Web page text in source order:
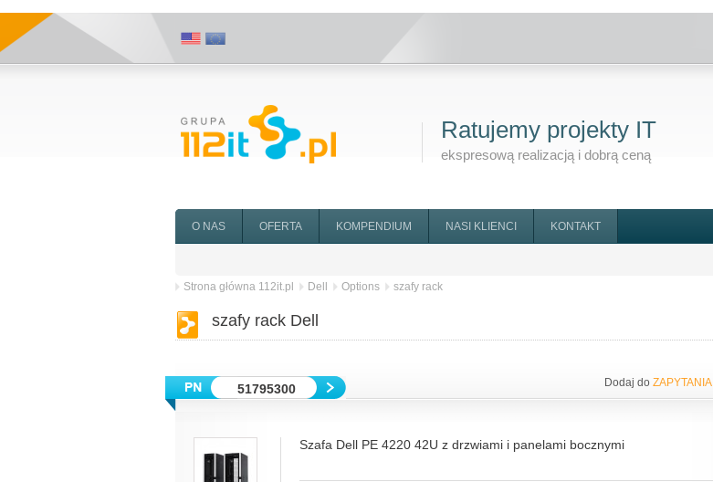
Ratujemy projekty IT
ekspresową realizacją i dobrą ceną
O NAS OFERTA KOMPENDIUM NASI KLIENCI KONTAKT
Strona główna 112it.pl Dell Options szafy rack
szafy rack Dell
51795300 Dodaj do ZAPYTANIA
Szafa Dell PE 4220 42U z drzwiami i panelami bocznymi